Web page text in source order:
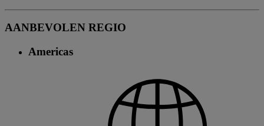
AANBEVOLEN REGIO
Americas